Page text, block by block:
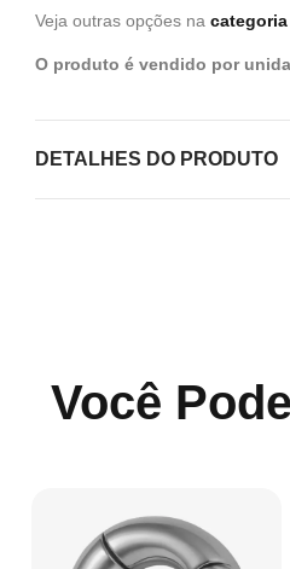
Veja outras opções na
O produto é vendido por
DETALHES DO PRODUTO
Você